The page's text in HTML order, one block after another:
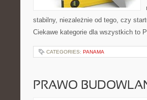
stabilny, niezależnie od tego, czy
Ciekawe kategorie dla wszystkich to
CATEGORIES: PANAMA
PRAWO